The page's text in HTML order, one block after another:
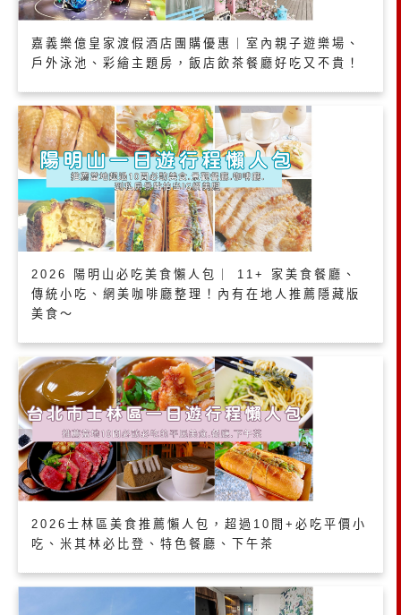
嘉義樂億皇家渡假酒店團購優惠｜室內親子遊樂場、
戶外泳池、彩繪主題房，飯店飲茶餐廳好吃又不貴！
2026 陽明山必吃美食懶人包｜ 11+ 家美食餐廳、
傳統小吃、網美咖啡廳整理！內有在地人推薦隱藏版
美食～
2026士林區美食推薦懶人包，超過10間+必吃平價小
吃、米其林必比登、特色餐廳、下午茶